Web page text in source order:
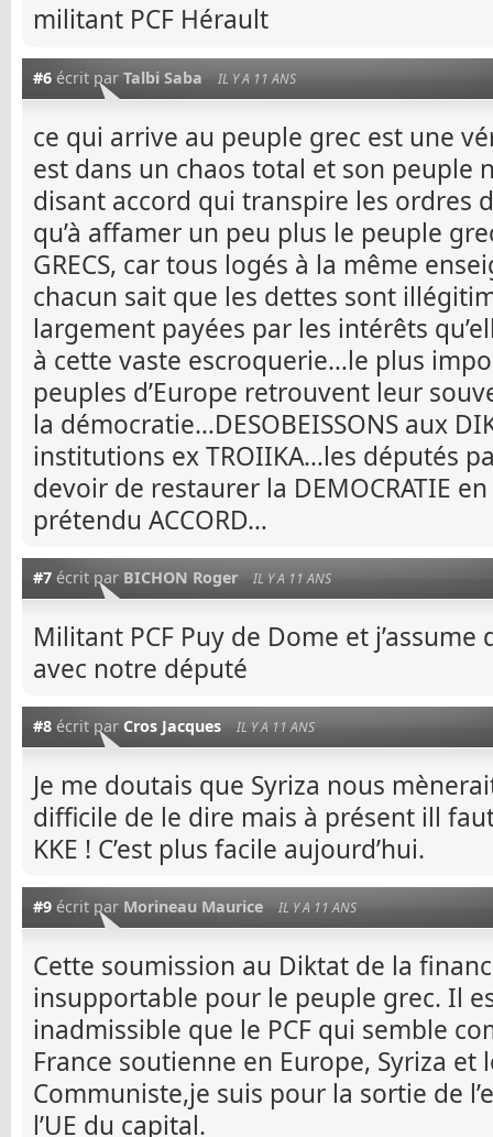
militant PCF Hérault
#6 écrit par Talbi Saba IL Y A 11 ANS
ce qui arrive au peuple grec est une
est dans un chaos total et son peuple
disant accord qui transpire les ordres
qu’à affamer un peu plus le peuple
GRECS, car tous logés à la même
chacun sait que les dettes sont
largement payées par les intérêts
à cette vaste escroquerie…le plus
peuples d’Europe retrouvent leur
la démocratie…DESOBEISSONS aux
institutions ex TROIIKA…les députés
devoir de restaurer la DEMOCRATIE
prétendu ACCORD…
#7 écrit par BICHON Roger IL Y A 11 ANS
Militant PCF Puy de Dome et j’assume
avec notre député
#8 écrit par Cros Jacques IL Y A 11 ANS
Je me doutais que Syriza nous
difficile de le dire mais à présent ill
KKE ! C’est plus facile aujourd’hui.
#9 écrit par Morineau Maurice IL Y A 11 ANS
Cette soumission au Diktat de la
insupportable pour le peuple grec. Il
inadmissible que le PCF qui semble
France soutienne en Europe, Syriza et
Communiste,je suis pour la sortie de
l’UE du capital.